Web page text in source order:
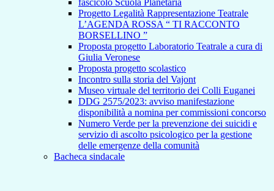
fascicolo Scuola Planetaria
Progetto Legalità Rappresentazione Teatrale
L’AGENDA ROSSA “ TI RACCONTO
BORSELLINO ”
Proposta progetto Laboratorio Teatrale a cura di
Giulia Veronese
Proposta progetto scolastico
Incontro sulla storia del Vajont
Museo virtuale del territorio dei Colli Euganei
DDG 2575/2023: avviso manifestazione
disponibilità a nomina per commissioni concorso
Numero Verde per la prevenzione dei suicidi e
servizio di ascolto psicologico per la gestione
delle emergenze della comunità
Bacheca sindacale